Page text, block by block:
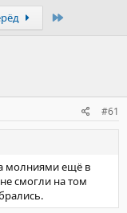
#61
молниями ещё в
смогли на том